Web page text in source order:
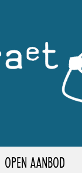
OPEN AANBOD